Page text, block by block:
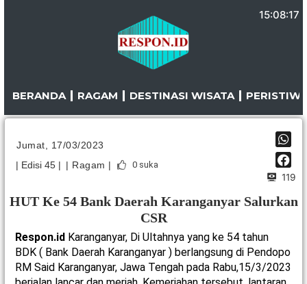
15:08:17
BERANDA RAGAM DESTINASI WISATA PERISTIWA
Jumat, 17/03/2023
| Edisi 45 | | Ragam | 0suka
119
HUT Ke 54 Bank Daerah Karanganyar Salurkan
CSR
Respon.id Karanganyar, Di Ultahnya yang ke 54 tahun
BDK ( Bank Daerah Karanganyar ) berlangsung di Pendopo
RM Said Karanganyar, Jawa Tengah pada Rabu,15/3/2023